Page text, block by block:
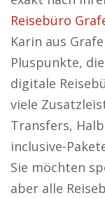
Reisebüro
Karin aus
Pluspunkte,
digitale
viele
Transfers,
inclusive-
Sie möchten
aber alle